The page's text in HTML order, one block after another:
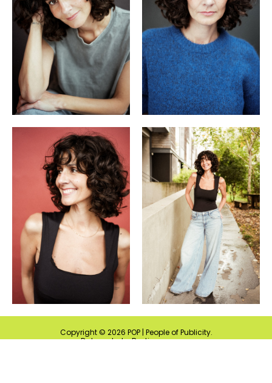
Copyright © 2026 POP | People of Publicity.
Datenschutz-Bestimmungen.